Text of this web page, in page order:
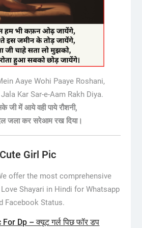
Aaye Wohi Paaye Roshani,
Kar Sar-e-Aam Rakh Diya.
जी में आये वही पाये रौशनी,
जला कर सरेआम रख दिया।
Cute Girl Pic
offer the most comprehensive
Shayari in Hindi for Whatsapp
Facebook Status.
Dp – क्यूट गर्ल पिछ फॉर डप